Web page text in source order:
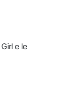
e le